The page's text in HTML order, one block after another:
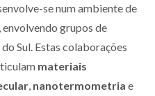
se num ambiente de
grupos de
Sul. Estas colaborações
materiais
, nanotermometria e